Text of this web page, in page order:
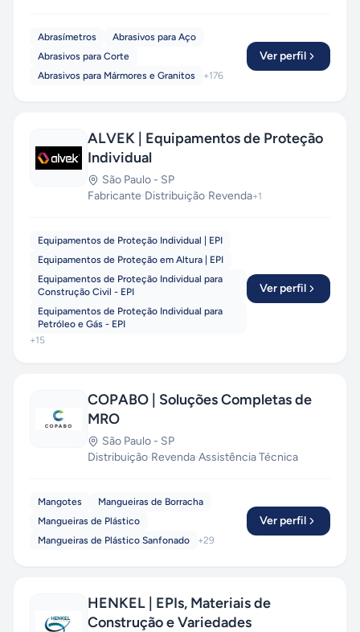
Abrasímetros
Abrasivos para Aço
Abrasivos para Corte
Abrasivos para Mármores e Granitos
+176
Ver perfil
ALVEK | Equipamentos de Proteção
Individual
São Paulo - SP
Fabricante·Distribuição·Revenda+1
Equipamentos de Proteção Individual | EPI
Equipamentos de Proteção em Altura | EPI
Equipamentos de Proteção Individual para
Construção Civil - EPI
Equipamentos de Proteção Individual para
Petróleo e Gás - EPI
+15
Ver perfil
COPABO | Soluções Completas de
MRO
São Paulo - SP
Distribuição·Revenda·Assistência Técnica
Mangotes
Mangueiras de Borracha
Mangueiras de Plástico
Mangueiras de Plástico Sanfonado
+29
Ver perfil
HENKEL | EPIs, Materiais de
Construção e Variedades